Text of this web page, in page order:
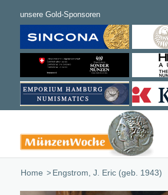
Home /Engstrom, J. Eric (geb. 1943)